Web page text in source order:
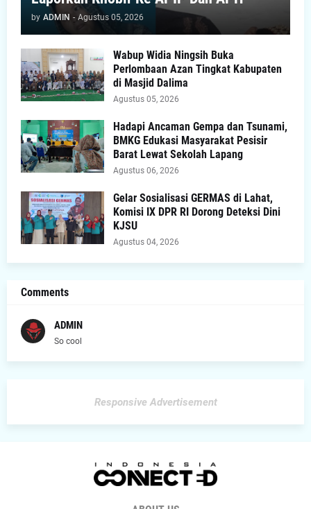
by ADMIN - Agustus 05, 2026
Wabup Widia Ningsih Buka
Perlombaan Azan Tingkat Kabupaten
di Masjid Dalima
Agustus 05, 2026
Hadapi Ancaman Gempa dan Tsunami,
BMKG Edukasi Masyarakat Pesisir
Barat Lewat Sekolah Lapang
Agustus 06, 2026
Gelar Sosialisasi GERMAS di Lahat,
Komisi IX DPR RI Dorong Deteksi Dini
KJSU
Agustus 04, 2026
Comments
ADMIN
So cool
Responsive Advertisement